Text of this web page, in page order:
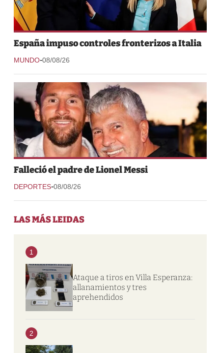
España impuso controles fronterizos a Italia
MUNDO-08/08/26
Falleció el padre de Lionel Messi
DEPORTES-08/08/26
LAS MÁS LEIDAS
1
Ataque a tiros en Villa Esperanza:
allanamientos y tres
aprehendidos
2